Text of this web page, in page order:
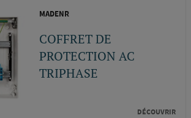
MADENR
COFFRET DE
PROTECTION AC
TRIPHASE
DÉCOUVRIR